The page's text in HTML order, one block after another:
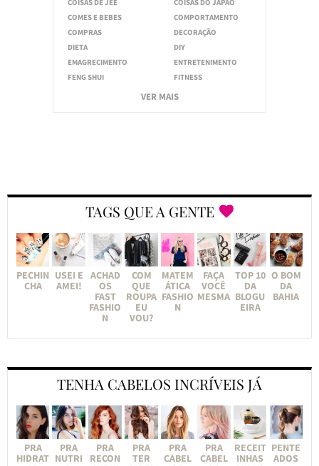
COISAS DE JEE
COISAS DO JAPÃO
COMES E BEBES
COMPORTAMENTO
COMPRAS
DECORAÇÃO
DIETA
DIY
EMAGRECIMENTO
ENTRETENIMENTO
FENG SHUI
FITNESS
VER MAIS
TAGS QUE A GENTE
PECHIN
CHA
USEI E
AMEI!
ACHAD
OS
FAST
FASHIO
N
COM
QUE
ROUPA
EU
VOU?
MATEM
ÁTICA
FASHIO
N
FAÇA
VOCÊ
MESMA
TOP 10
DA
BLOGU
EIRA
O BOM
DA
BAHIA
TENHA CABELOS INCRÍVEIS JÁ
PRA
HIDRAT
PRA
NUTRI
PRA
RECON
PRA
TER
PRA
CABEL
PRA
CABEL
RECEIT
INHAS
PENTE
ADOS